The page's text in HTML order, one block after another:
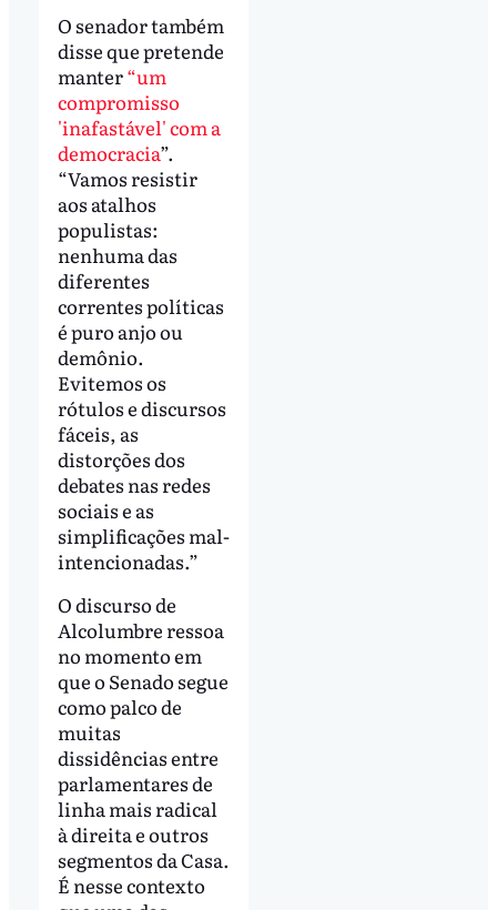
O senador também
disse que pretende
manter“um
compromisso
'inafastável' com a
democracia”.
“Vamos resistir
aos atalhos
populistas:
nenhuma das
diferentes
correntes políticas
é puro anjo ou
demônio.
Evitemos os
rótulos e discursos
fáceis, as
distorções dos
debates nas redes
sociais e as
simplificações mal-
intencionadas.”
O discurso de
Alcolumbre ressoa
no momento em
que o Senado segue
como palco de
muitas
dissidências entre
parlamentares de
linha mais radical
à direita e outros
segmentos da Casa.
É nesse contexto